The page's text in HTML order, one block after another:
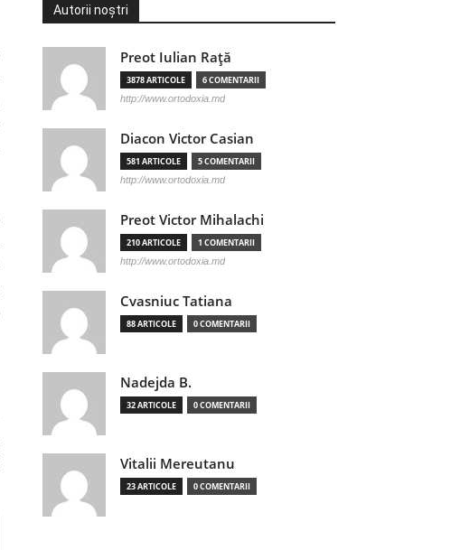
Autorii noștri
Preot Iulian Raţă
3878 ARTICOLE 6 COMENTARII
http://www.ortodoxia.md
Diacon Victor Casian
581 ARTICOLE 5 COMENTARII
http://www.ortodoxia.md
Preot Victor Mihalachi
210 ARTICOLE 1 COMENTARII
http://www.ortodoxia.md
Cvasniuc Tatiana
88 ARTICOLE 0 COMENTARII
Nadejda B.
32 ARTICOLE 0 COMENTARII
Vitalii Mereutanu
23 ARTICOLE 0 COMENTARII